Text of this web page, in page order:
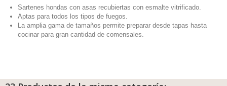
Sartenes hondas con asas recubiertas con esmalte vitrificado.
Aptas para todos los tipos de fuegos.
La amplia gama de tamaños permite preparar desde tapas hasta
cocinar para gran cantidad de comensales.